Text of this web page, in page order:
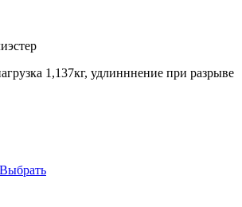
1,137кг, удлинннение при разрыве
Выбрать